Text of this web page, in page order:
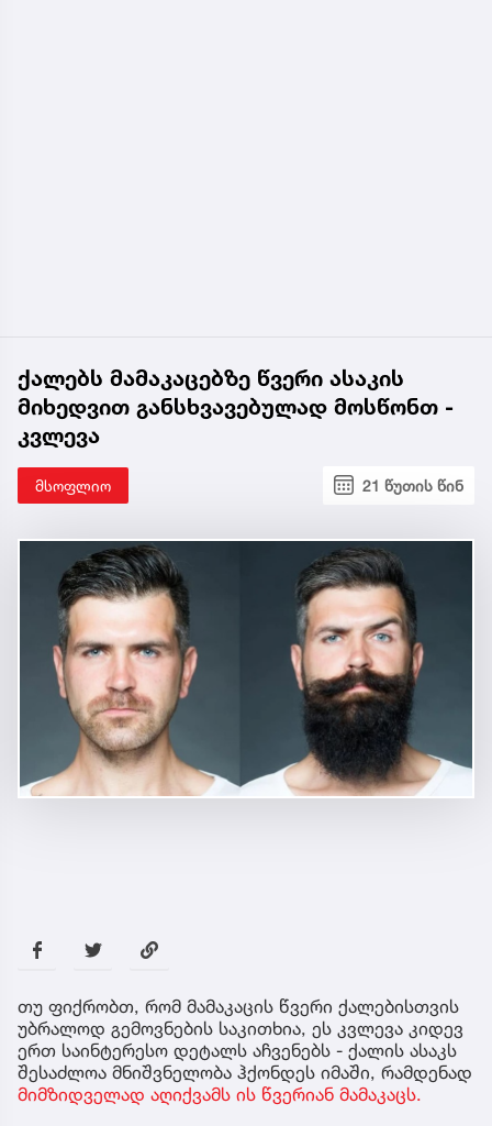
ქალებს მამაკაცებზე წვერი ასაკის
მიხედვით განსხვავებულად მოსწონთ -
კვლევა
მსოფლიო 21 წუთის წინ
თუ ფიქრობთ, რომ მამაკაცის წვერი ქალებისთვის
უბრალოდ გემოვნების საკითხია, ეს კვლევა კიდევ
ერთ საინტერესო დეტალს აჩვენებს - ქალის ასაკს
შესაძლოა მნიშვნელობა ჰქონდეს იმაში, რამდენად
მიმზიდველად აღიქვამს ის წვერიან მამაკაცს.